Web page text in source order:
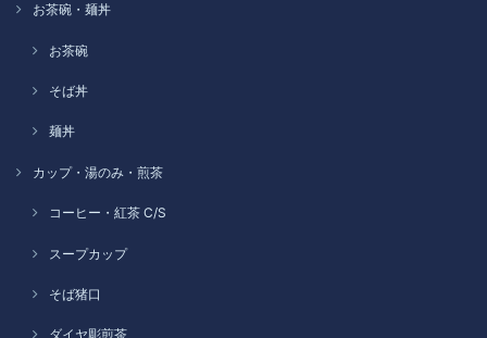
お茶碗・麺丼
お茶碗
そば丼
麺丼
カップ・湯のみ・煎茶
コーヒー・紅茶 C/S
スープカップ
そば猪口
ダイヤ彫煎茶